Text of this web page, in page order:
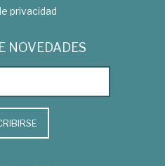
privacidad
NOVEDADES